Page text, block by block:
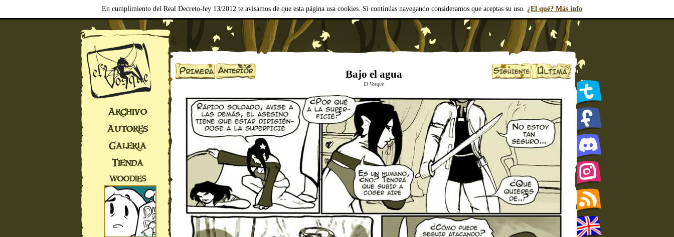
En cumplimiento del Real Decreto-ley 13/2012 te avisamos de que esta página usa cookies. Si continúas navegando consideramos que aceptas su uso. ¿El qué? Más info
Archivo
Autores
Galería
Tienda
WOODIES
Bajo el agua
El Vosque